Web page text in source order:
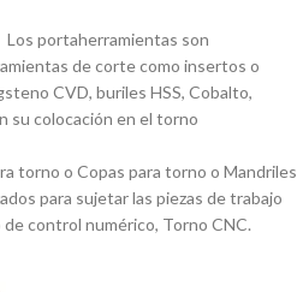
portaherramientas son
de corte como insertos o
CVD, buriles HSS, Cobalto,
su colocación en el torno
torno o Copas para torno o Mandriles
para sujetar las piezas de trabajo
control numérico, Torno CNC.